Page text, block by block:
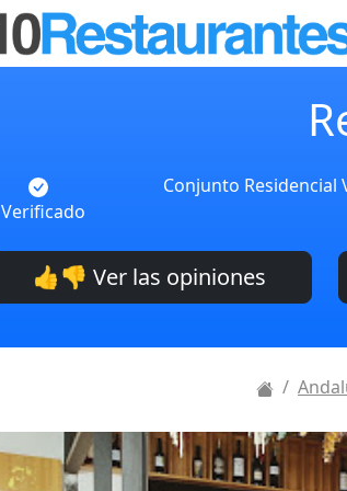
Verificado
Conjunto Residencial
👍👎 Ver las opiniones